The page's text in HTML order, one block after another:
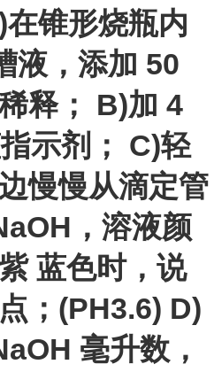
锥形烧瓶内
液，添加 50
释； B)加 4
示剂； C)轻
慢慢从滴定管
，溶液颜
蓝色时，说
；(PH3.6) D)
毫升数，